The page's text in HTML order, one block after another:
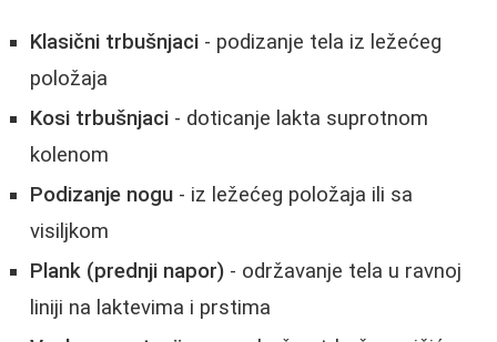
Klasični trbušnjaci - podizanje tela iz ležećeg
položaja
Kosi trbušnjaci - doticanje lakta suprotnom
kolenom
Podizanje nogu - iz ležećeg položaja ili sa
visiljkom
Plank (prednji napor) - održavanje tela u ravnoj
liniji na laktevima i prstima